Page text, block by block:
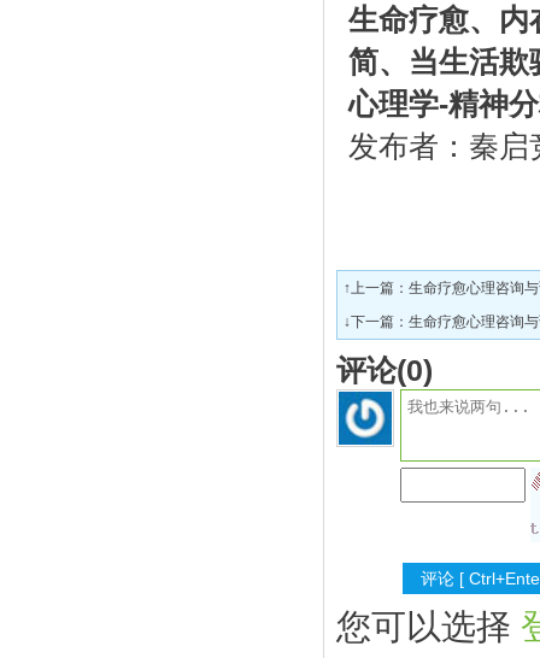
生命疗愈、内
简、当生活欺
心理学-精神
发布者：秦启
↑上一篇： 生命疗愈心理咨询
↓下一篇： 生命疗愈心理咨询
评论(0)
您可以选择